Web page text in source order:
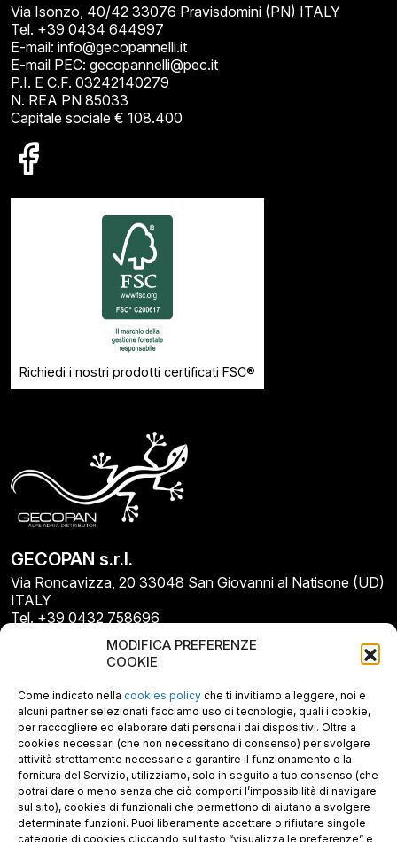
MODIFICA PREFERENZE
COOKIE
Come indicato nella cookies policy che ti invitiamo a leggere, noi e
alcuni partner selezionati facciamo uso di tecnologie, quali i cookie,
per raccogliere ed elaborare dati personali dai dispositivi. Oltre a
cookies necessari (che non necessitano di consenso) per svolgere
attività strettamente necessarie a garantire il funzionamento o la
fornitura del Servizio, utilizziamo, solo in seguito a tuo consenso (che
potrai dare o meno senza che ciò comporti l’impossibilità di navigare
sul sito), cookies di funzionali che permettono di aiutano a svolgere
determinate funzioni. Puoi liberamente accettare o rifiutare singole
categorie di cookies cliccando sul tasto “visualizza le preferenze” e
Via Isonzo, 40/42 33076 Pravisdomini (PN) ITALY
Tel. +39 0434 644997
E-mail: info@gecopannelli.it
E-mail PEC: gecopannelli@pec.it
P.I. E C.F. 03242140279
N. REA PN 85033
Capitale sociale € 108.400
Richiedi i nostri prodotti certificati FSC®
GECOPAN s.r.l.
Via Roncavizza, 20 33048 San Giovanni al Natisone (UD)
ITALY
Tel. +39 0432 758696
E-mail PEC: gecopan@pec.it
P.I. E C.F. 02487660306
N. REA UD 264834
Capitale sociale € 30.000